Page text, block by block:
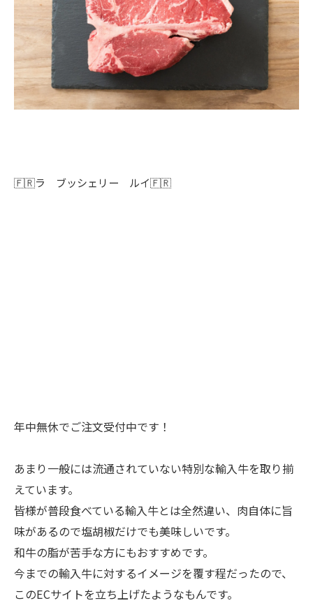
🇫🇷ラ ブッシェリー ルイ🇫🇷
年中無休でご注文受付中です！
あまり一般には流通されていない特別な輸入牛を取り揃
えています。
皆様が普段食べている輸入牛とは全然違い、肉自体に旨
味があるので塩胡椒だけでも美味しいです。
和牛の脂が苦手な方にもおすすめです。
今までの輸入牛に対するイメージを覆す程だったので、
このECサイトを立ち上げたようなもんです。